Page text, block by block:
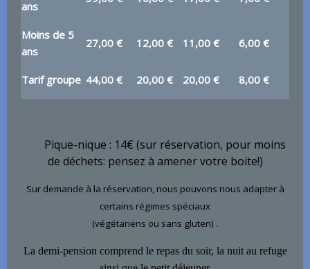
ans
Moins de 5
ans
27,00 € 12,00 € 11,00 € 6,00 €
Tarif groupe 44,00 € 20,00 € 20,00 € 8,00 €
Pique-nique : 14€ (sur réservation, pour moins
de déchets: pensez à amener votre boite!)
Sur demande à la réservation, nous pouvons nous adapter à
certains régimes spéciaux
(végétariens ou sans gluten) .
La demi-pension comprend le repas du soir, la nuit au refuge